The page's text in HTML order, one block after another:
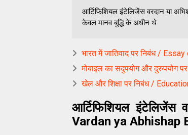
आर्टिफिशियल इंटेलिजेंस वरदान या
केवल मानव बुद्धि के अधीन थे
भारत में जातिवाद पर निबंध /
मोबाइल का सदुपयोग और दुरुपयोग
खेल और शिक्षा पर निबंध /
आर्टिफिशियल इंटेलिजेंस
Vardan ya Abhishap